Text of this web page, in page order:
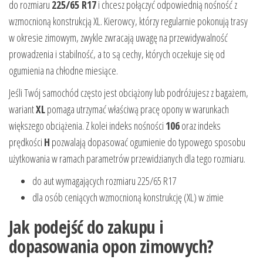
do rozmiaru 225/65 R17i chcesz połączyć odpowiednią nośność z
wzmocnioną konstrukcją XL. Kierowcy, którzy regularnie pokonują trasy
w okresie zimowym, zwykle zwracają uwagę na przewidywalność
prowadzenia i stabilność, a to są cechy, których oczekuje się od
ogumienia na chłodne miesiące.
Jeśli Twój samochód często jest obciążony lub podróżujesz z bagażem,
wariantXLpomaga utrzymać właściwą pracę opony w warunkach
większego obciążenia. Z kolei indeks nośności 106oraz indeks
prędkości H pozwalają dopasować ogumienie do typowego sposobu
użytkowania w ramach parametrów przewidzianych dla tego rozmiaru.
do aut wymagających rozmiaru 225/65 R17
dla osób ceniących wzmocnioną konstrukcję (XL) w zimie
Jak podejść do zakupu i
dopasowania opon zimowych?